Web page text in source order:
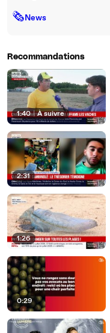
🗞News
Recommandations
1:40 | À suivre
2:31
1:26
0:29